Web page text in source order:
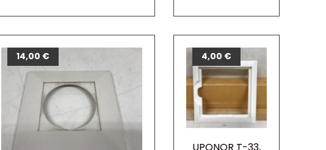
14,00 € 4,00 €